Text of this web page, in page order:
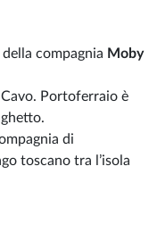
compagnia Moby
Portoferraio è
di
toscano tra l’isola